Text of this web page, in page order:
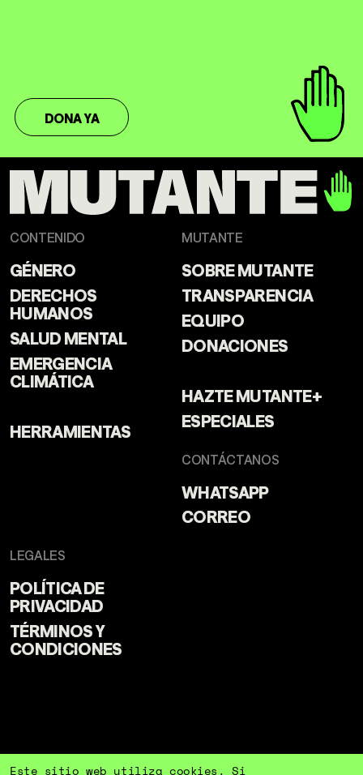
Este sitio web utiliza cookies. Si
DONA YA
CONTENIDO
GÉNERO
DERECHOS
HUMANOS
SALUD MENTAL
EMERGENCIA
CLIMÁTICA
HERRAMIENTAS
MUTANTE
SOBRE MUTANTE
TRANSPARENCIA
EQUIPO
DONACIONES
HAZTE MUTANTE+
ESPECIALES
CONTÁCTANOS
WHATSAPP
CORREO
LEGALES
POLÍTICA DE
PRIVACIDAD
TÉRMINOS Y
CONDICIONES